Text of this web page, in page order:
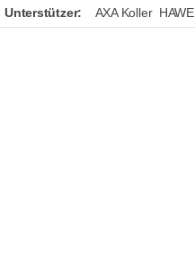
Unterstützer: AXA Koller HAWE